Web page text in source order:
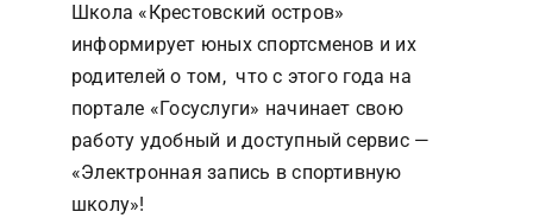
О нас
Прием в школу
Спорт
Школа «Крестовский остров»
информирует юных спортсменов и их
родителей о том, что с этого года на
портале «Госуслуги» начинает свою
работу удобный и доступный сервис —
«Электронная запись в спортивную
школу»!